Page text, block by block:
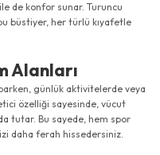
de konfor sunar. Turuncu
büstiyer, her türlü kıyafetle
Alanları
günlük aktivitelerde veya
özelliği sayesinde, vücut
tutar. Bu sayede, hem spor
daha ferah hissedersiniz.